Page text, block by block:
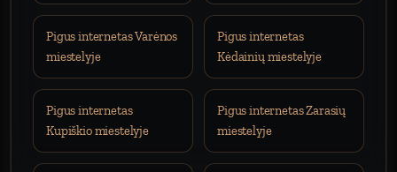
Pigus internetas Varėnos
miestelyje
Pigus internetas
Kėdainių miestelyje
Pigus internetas
Kupiškio miestelyje
Pigus internetas Zarasių
miestelyje